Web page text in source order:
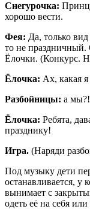
Снегурочка:
хорошо вести.
Фея: Да, только
то не праздничный.
Ёлочки. (Конкурс.
Ёлочка: Ах, какая я
Разбойницы: а мы?!
Ёлочка: Ребята,
празднику!
Игра. (Наряди
Под музыку дети
останавливается, у
вынимает с
одеть её на себя